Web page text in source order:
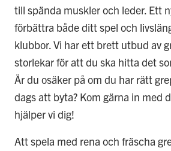
till spända muskler och leder. Ett
förbättra både ditt spel och
klubbor. Vi har ett brett utbud av
storlekar för att du ska hitta det
Är du osäker på om du har rätt
dags att byta? Kom gärna in med
hjälper vi dig!
Att spela med rena och fräscha